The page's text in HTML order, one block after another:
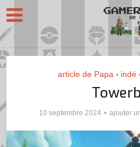
article de Papa • indé
10 septembre 2024 ajouter